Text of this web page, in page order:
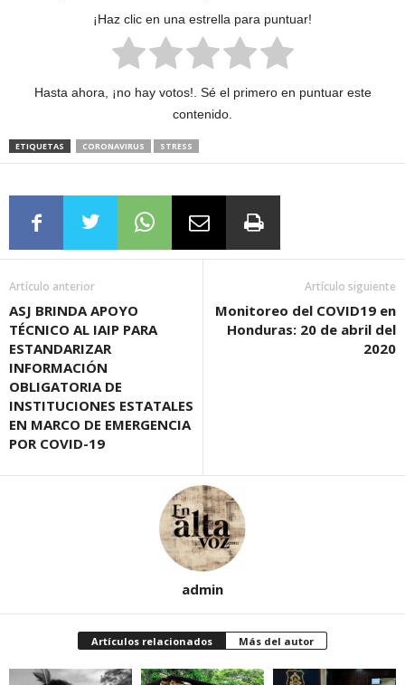
¡Haz clic en una estrella para puntuar!
Hasta ahora, ¡no hay votos!. Sé el primero en puntuar este
contenido.
ETIQUETAS CORONAVIRUS STRESS
Artículo anterior
ASJ BRINDA APOYO
TÉCNICO AL IAIP PARA
ESTANDARIZAR
INFORMACIÓN
OBLIGATORIA DE
INSTITUCIONES ESTATALES
EN MARCO DE EMERGENCIA
POR COVID-19
Artículo siguiente
Monitoreo del COVID19 en
Honduras: 20 de abril del
2020
admin
Artículos relacionados Más del autor